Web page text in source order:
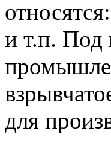
и т.п. Под
для